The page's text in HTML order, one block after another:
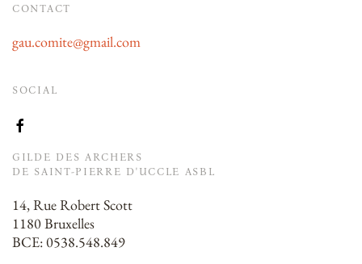
CONTACT
gau.comite@gmail.com
SOCIAL
GILDE DES ARCHERS
DE SAINT-PIERRE D'UCCLE ASBL
14, Rue Robert Scott
1180 Bruxelles
BCE: 0538.548.849